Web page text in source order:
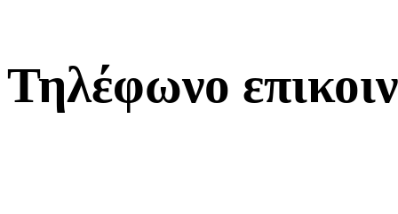
Τηλέφωνο